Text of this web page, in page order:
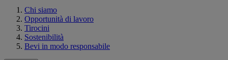
Chi siamo
Opportunità di lavoro
Tirocini
Sostenibilità
Bevi in modo responsabile